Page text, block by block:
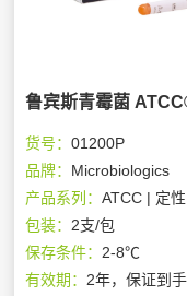
鲁宾斯青霉菌
货号：01200P
品牌： Microbiologics
产品系列：ATCC | 定
包装： 2支/包
保存条件： 2-8℃
有效期： 2年，保证到